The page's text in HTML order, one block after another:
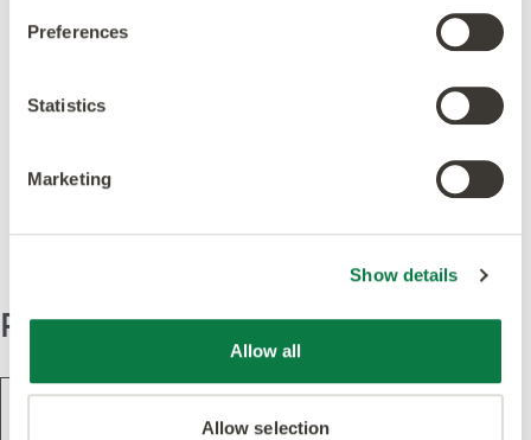
Preferences
Statistics
Marketing
Show details
Allow all
Allow selection
Pattern